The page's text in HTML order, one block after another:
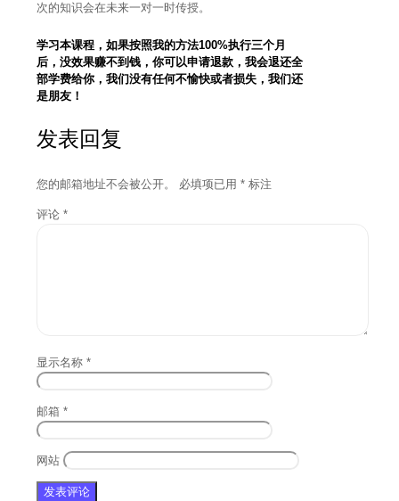
次的知识会在未来一对一时传授。
学习本课程，如果按照我的方法100%执行三个月
后，没效果赚不到钱，你可以申请退款，我会退还全
部学费给你，我们没有任何不愉快或者损失，我们还
是朋友！
发表回复
您的邮箱地址不会被公开。 必填项已用 * 标注
评论 *
显示名称 *
邮箱 *
网站